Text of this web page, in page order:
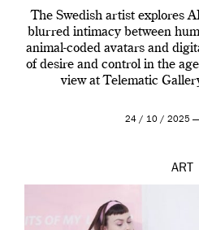
The Swedish artist explores
blurred intimacy between
animal-coded avatars and
of desire and control in the
view at Telematic
24 / 10 / 2025
ART